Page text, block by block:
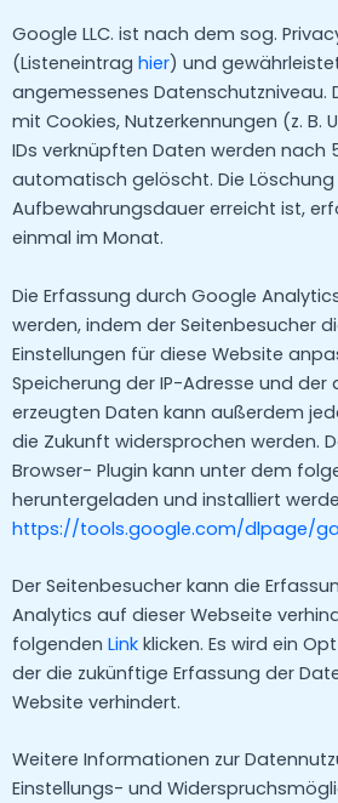
Google LLC. ist nach dem sog.
(Listeneintrag hier) und
angemessenes Datenschutzniveau.
mit Cookies, Nutzerkennungen (z. B.
IDs verknüpften Daten werden nach
automatisch gelöscht. Die
Aufbewahrungsdauer erreicht ist,
einmal im Monat.
Die Erfassung durch Google
werden, indem der Seitenbesucher
Einstellungen für diese Website
Speicherung der IP-Adresse und der
erzeugten Daten kann außerdem
die Zukunft widersprochen werden.
Browser- Plugin kann unter dem
heruntergeladen und installiert
https://tools.google.com/dlpage/
Der Seitenbesucher kann die
Analytics auf dieser Webseite
folgenden Link klicken. Es wird ein
der die zukünftige Erfassung der
Website verhindert.
Weitere Informationen zur
Einstellungs- und